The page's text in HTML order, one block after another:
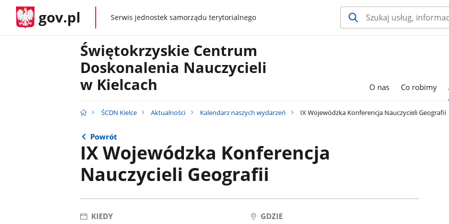
gov.pl gov.plSerwis jednostek samorządu terytorialnego
Świętokrzyskie Centrum
Doskonalenia Nauczycieli
w Kielcach
O nas Co robimy
ŚCDN Kielce Aktualności Kalendarz naszych wydarzeń IX Wojewódzka Konferencja Nauczycieli Geografii
Powrót
IX Wojewódzka Konferencja
Nauczycieli Geografii
KIEDY
GDZIE